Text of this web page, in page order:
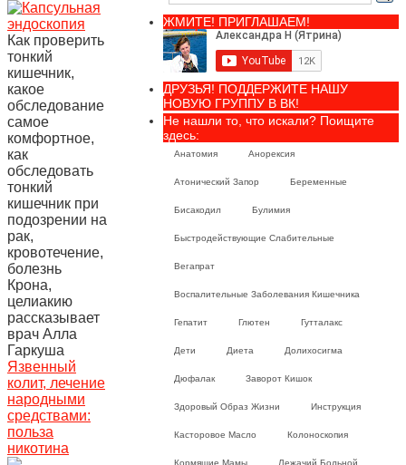
Как проверить
тонкий
кишечник,
какое
обследование
самое
комфортное,
как
обследовать
тонкий
кишечник при
подозрении на
рак,
кровотечение,
болезнь
Крона,
целиакию
рассказывает
врач Алла
Гаркуша
Язвенный
колит, лечение
народными
средствами:
польза
никотина
ЖМИТЕ! ПРИГЛАШАЕМ!
ДРУЗЬЯ! ПОДДЕРЖИТЕ НАШУ
НОВУЮ ГРУППУ В ВК!
Не нашли то, что искали? Поищите
здесь:
Анатомия Анорексия
Атонический Запор Беременные
Бисакодил Булимия
Быстродействующие Слабительные
Вегапрат
Воспалительные Заболевания Кишечника
Гепатит Глютен Гутталакс
Дети Диета Долихосигма
Дюфалак Заворот Кишок
Здоровый Образ Жизни Инструкция
Касторовое Масло Колоноскопия
Кормящие Мамы Лежачий Больной